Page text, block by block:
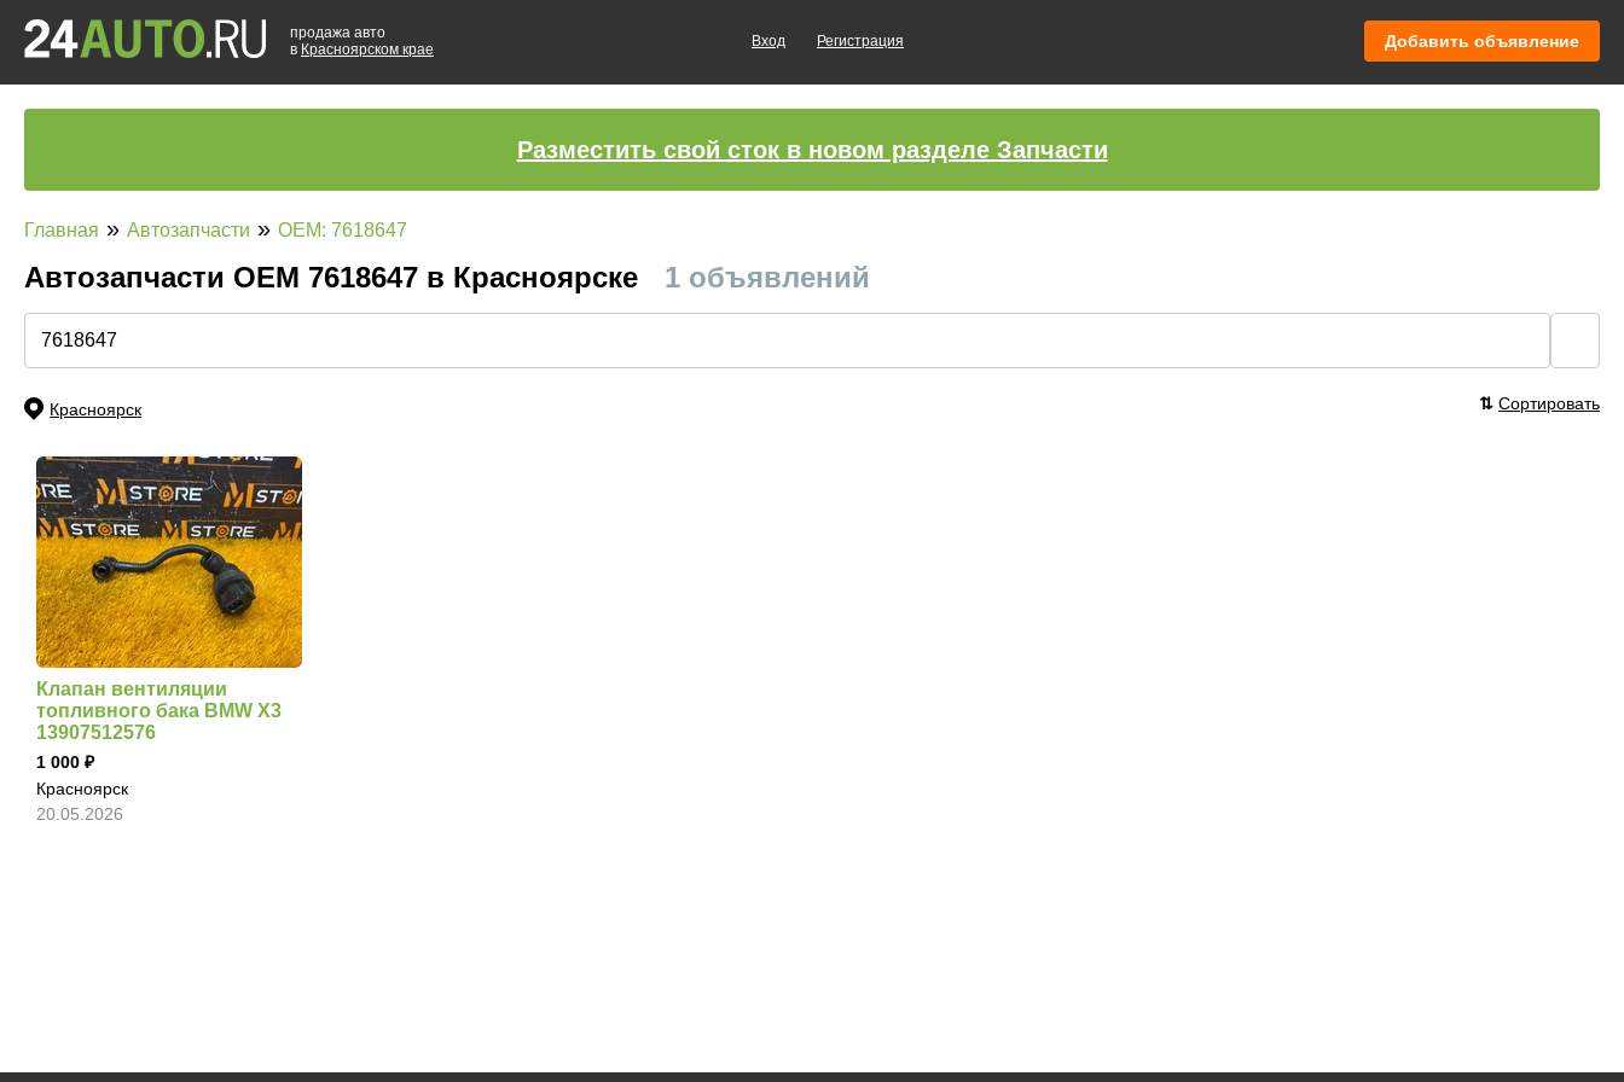
продажа авто
в Красноярском крае
Вход Регистрация Добавить объявление
Разместить свой сток в новом разделе Запчасти
Главная » Автозапчасти » OEM: 7618647
Автозапчасти ОЕМ 7618647 в Красноярске 1 объявлений
Красноярск ⇅ Сортировать
Клапан вентиляции
топливного бака BMW X3
13907512576
1 000
Красноярск
20.05.2026